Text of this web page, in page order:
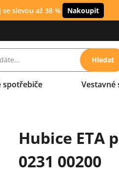
slevou až 38 % Nakoupit
Hledat
spotřebiče Vestavné
Hubice ETA
0231 00200